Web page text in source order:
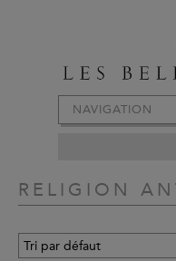
NAVIGATION
RELIGION